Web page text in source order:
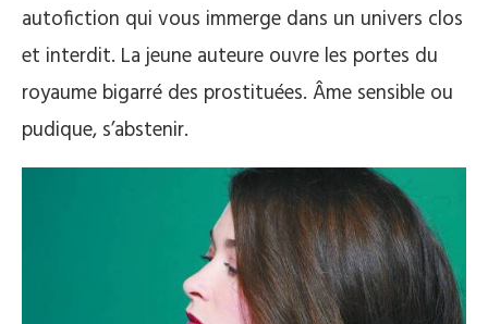
autofiction qui vous immerge dans un univers clos
et interdit. La jeune auteure ouvre les portes du
royaume bigarré des prostituées. Âme sensible ou
pudique, s’abstenir.